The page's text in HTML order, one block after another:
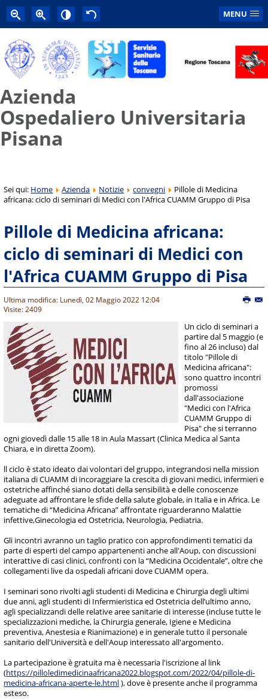
MENU
Azienda
Ospedaliero Universitaria
Pisana
Sei qui: Home Azienda Notizie convegni
Pillole di Medicina
africana: ciclo di seminari di Medici con l'Africa CUAMM Gruppo di Pisa
Pillole di Medicina africana:
ciclo di seminari di Medici con
l'Africa CUAMM Gruppo di Pisa
Ultima modifica: Lunedì, 02 Maggio 2022 12:04
Visite: 2409
Un ciclo di seminari a
partire dal 5 maggio (e
fino al 26 incluso) dal
titolo "Pillole di
Medicina africana":
sono quattro incontri
promossi
dall'associazione
"Medici con l'Africa
CUAMM Gruppo di
Pisa" che si terranno
ogni giovedì dalle 15 alle 18 in Aula Massart (Clinica Medica al Santa
Chiara, e in diretta Zoom).
ll ciclo è stato ideato dai volontari del gruppo, integrandosi nella mission
italiana di CUAMM di incoraggiare la crescita di giovani medici, infermieri e
ostetriche affinché siano dotati della sensibilità e delle conoscenze
adeguate ad affrontare le sfide della salute globale, in Italia e in Africa. Le
tematiche di “Medicina Africana” affrontate riguarderanno Malattie
infettive,Ginecologia ed Ostetricia, Neurologia, Pediatria.
Gli incontri avranno un taglio pratico con approfondimenti tematici da
parte di esperti del campo appartenenti anche all'Aoup, con discussioni
interattive di casi clinici, confronti con la “Medicina Occidentale”, oltre che
collegamenti live da ospedali africani dove CUAMM opera.
I seminari sono rivolti agli studenti di Medicina e Chirurgia degli ultimi
due anni, agli studenti di Infermieristica ed Ostetricia dell’ultimo anno,
agli specializzandi delle relative aree sanitarie di interesse (incluse tutte le
specializzazioni mediche, la Chirurgia generale, Igiene e Medicina
preventiva, Anestesia e Rianimazione) e in generale tutto il personale
sanitario dell'Università e dell'Aoup interessato all'argomento.
La partecipazione è gratuita ma è necessaria l'iscrizione al link
(https://pilloledimedicinaafricana2022.blogspot.com/2022/04/pillole-di-
medicina-africana-aperte-le.html), dove è presente anche il programma
esteso.